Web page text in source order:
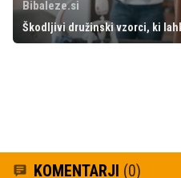
Bibaleze.si
Škodljivi družinski vzorci, ki
KOMENTARJI (0)